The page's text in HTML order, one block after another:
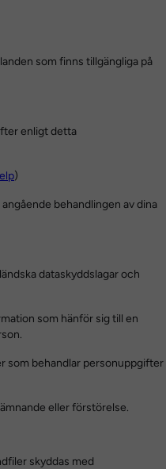
som finns tillgängliga på
enligt detta
)
behandlingen av dina
dataskyddslagar och
som hänför sig till en
som behandlar personuppgifter
eller förstörelse.
skyddas med